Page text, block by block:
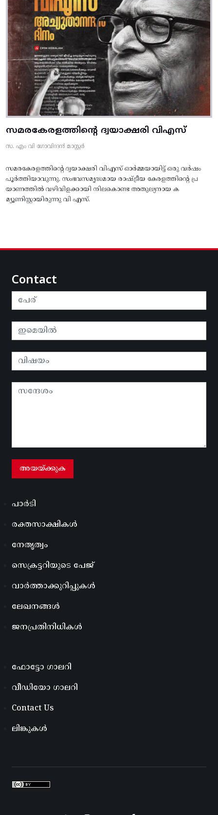
സമരകേരളത്തിൻ്റെ ദ്വയാക്ഷരി വിഎസ്
സ. എം വി ഗോവിന്ദൻ മാസ്റ്റർ
സമരകേരളത്തിൻ്റെ ദ്വയാക്ഷരി വിഎസ് ഓർമ്മയായിട്ട് ഒരു വർഷം
പൂർത്തിയാവുന്നു. സംഭവസമൃദ്ധമായ രാഷ്ട്രീയ കേരളത്തിന്റെ പ്ര
യാണത്തിൽ വഴിവിളക്കായി നിലകൊണ്ട അതുല്യനായ ക
മ്യൂണിസ്റ്റായിരുന്നു വി എസ്.
Contact
പാർടി
രക്തസാക്ഷികൾ
നേതൃത്വം
സെക്രട്ടറിയുടെ പേജ്
വാർത്താക്കുറിപ്പുകൾ
ലേഖനങ്ങൾ
ജനപ്രതിനിധികൾ
ഫോട്ടോ ഗാലറി
വീഡിയോ ഗാലറി
Contact Us
ലിങ്കുകൾ